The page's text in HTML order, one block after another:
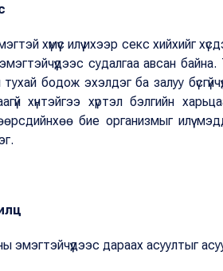
хүмүүс илүү ихээр секс хийхийг
судалгаа авсан байна.
бодож эхэлдэг ба залуу
хүнтэйгээ хүртэл бэлгийн
өөрсдийнхөө бие организмыг илүү
эмэгтэйчүүдээс дараах асуултыг